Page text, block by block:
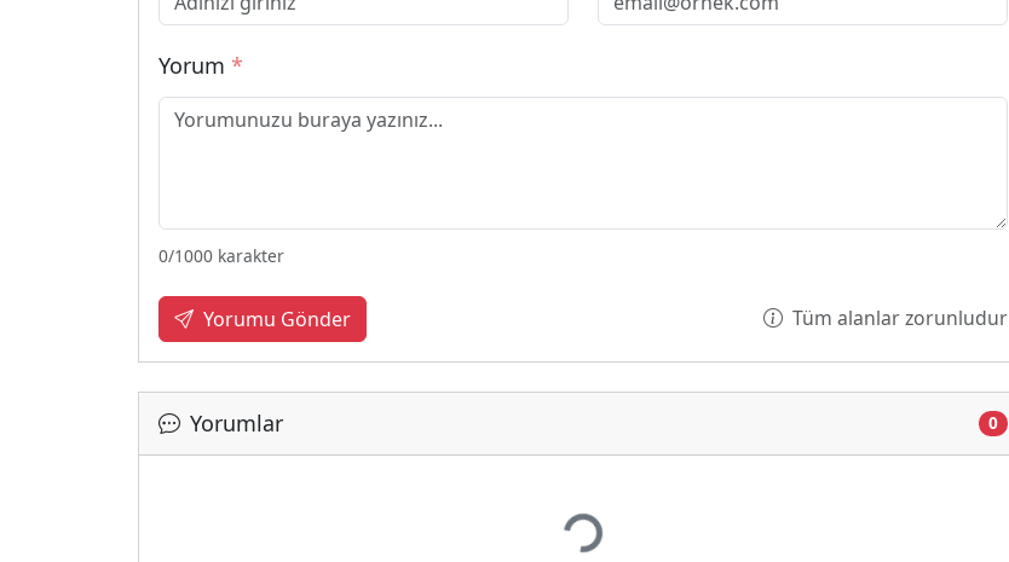
Yorum *
0/1000 karakter
Yorumu Gönder Tüm alanlar zorunludur
Yorumlar 0